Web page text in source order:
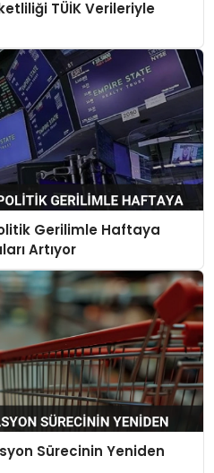
TÜİK Verileriyle
Gerilimle Haftaya
Artıyor
Sürecinin Yeniden